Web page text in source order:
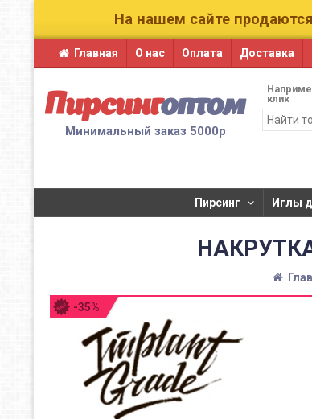
На нашем сайте
Главная О нас Оплата Доставка
Пирсингоптом
Минимальный заказ 5000р
клик
Пирсинг ​Иглы
НАКРУТКА
-35%